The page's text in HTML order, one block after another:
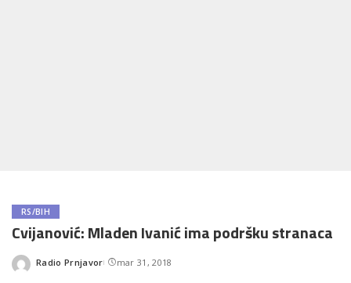
RS/BIH
Cvijanović: Mladen Ivanić ima podršku stranaca
Posted
Radio Prnjavor mar 31, 2018